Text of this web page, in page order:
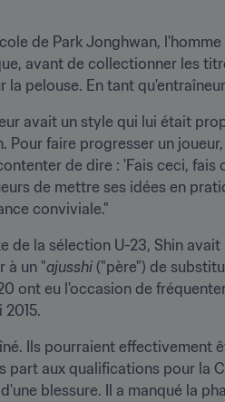
de Park Jonghwan,
avant de collectionner les
la pelouse. En tant
avait un style qui lui était
Pour faire progresser un
de dire : 'Fais ceci,
de mettre ses idées en
conviviale."
de la sélection U-23, Shin
à un "ajusshi ("père") de
ont eu l'occasion de
2015.
Ils pourraient effectivement
part aux qualifications pour la
blessure. Il a manqué la